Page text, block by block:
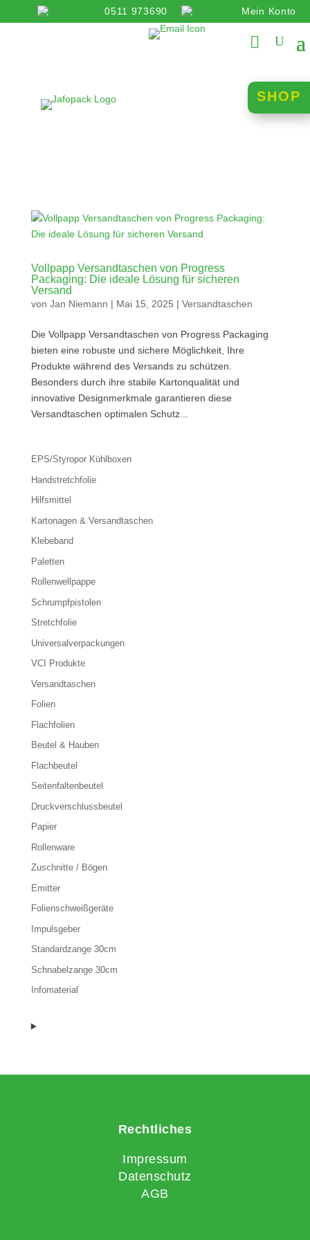
Mein Konto
0511 973690
info@jafopack.de
SHOP
Vollpapp Versandtaschen von Progress
Packaging: Die ideale Lösung für sicheren
Versand
von Jan Niemann | Mai 15, 2025 | Versandtaschen
Die Vollpapp Versandtaschen von Progress Packaging
bieten eine robuste und sichere Möglichkeit, Ihre
Produkte während des Versands zu schützen.
Besonders durch ihre stabile Kartonqualität und
innovative Designmerkmale garantieren diese
Versandtaschen optimalen Schutz...
EPS/Styropor Kühlboxen
Handstretchfolie
Hilfsmittel
Kartonagen & Versandtaschen
Klebeband
Paletten
Rollenwellpappe
Schrumpfpistolen
Stretchfolie
Universalverpackungen
VCI Produkte
Versandtaschen
Folien
Flachfolien
Beutel & Hauben
Flachbeutel
Seitenfaltenbeutel
Druckverschlussbeutel
Papier
Rollenware
Zuschnitte / Bögen
Emitter
Folienschweißgeräte
Impulsgeber
Standardzange 30cm
Schnabelzange 30cm
Infomaterial
Rechtliches
Impressum
Datenschutz
AGB